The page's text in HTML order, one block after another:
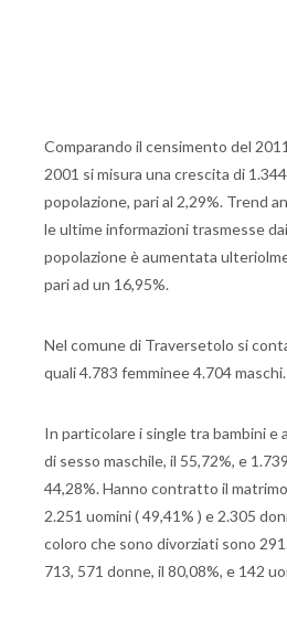
Comparando il censimento del
2001 si misura una crescita di
popolazione, pari al 2,29%. Trend
le ultime informazioni trasmesse
popolazione è aumentata
pari ad un 16,95%.
Nel comune di Traversetolo si
quali 4.783 femminee 4.704 maschi.
In particolare i single tra bambini e
di sesso maschile, il 55,72%, e
44,28%. Hanno contratto il
2.251 uomini ( 49,41% ) e 2.305
coloro che sono divorziati sono
713, 571 donne, il 80,08%, e 142